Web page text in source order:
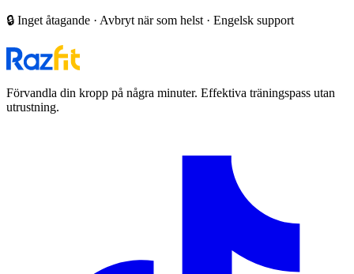
🔒 Inget åtagande · Avbryt när som helst · Engelsk support
Förvandla din kropp på några minuter. Effektiva träningspass utan
utrustning.